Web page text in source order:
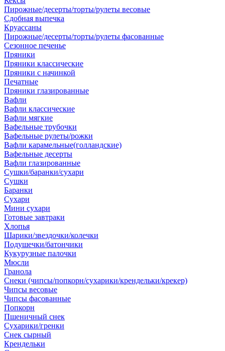
Пирожные/десерты/торты/рулеты весовые
Сдобная выпечка
Круассаны
Пирожные/десерты/торты/рулеты фасованные
Сезонное печенье
Пряники
Пряники классические
Пряники с начинкой
Печатные
Пряники глазированные
Вафли
Вафли классические
Вафли мягкие
Вафельные трубочки
Вафельные рулеты/рожки
Вафли карамельные(голландские)
Вафельные десерты
Вафли глазированные
Сушки/баранки/сухари
Сушки
Баранки
Сухари
Мини сухари
Готовые завтраки
Хлопья
Шарики/звездочки/колечки
Подушечки/батончики
Кукурузные палочки
Мюсли
Гранола
Снеки (чипсы/попкорн/сухарики/крендельки/крекер)
Чипсы весовые
Чипсы фасованные
Попкорн
Пшеничный снек
Сухарики/гренки
Снек сырный
Крендельки